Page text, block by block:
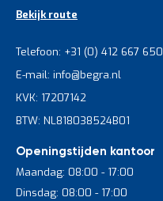
Bekijk route
Telefoon: +31 (0) 412 667 650
E-mail: info@begra.nl
KVK: 17207142
BTW: NL818038524B01
Openingstijden kantoor
Maandag: 08:00 - 17:00
Dinsdag: 08:00 - 17:00